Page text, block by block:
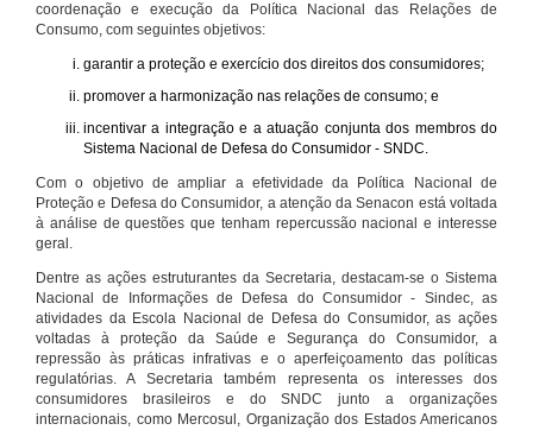
coordenação e execução da Política Nacional das Relações de
Consumo, com seguintes objetivos:
garantir a proteção e exercício dos direitos dos consumidores;
promover a harmonização nas relações de consumo; e
incentivar a integração e a atuação conjunta dos membros do
Sistema Nacional de Defesa do Consumidor - SNDC.
Com o objetivo de ampliar a efetividade da Política Nacional de
Proteção e Defesa do Consumidor, a atenção da Senacon está voltada
à análise de questões que tenham repercussão nacional e interesse
geral.
Dentre as ações estruturantes da Secretaria, destacam-se o Sistema
Nacional de Informações de Defesa do Consumidor - Sindec, as
atividades da Escola Nacional de Defesa do Consumidor, as ações
voltadas à proteção da Saúde e Segurança do Consumidor, a
repressão às práticas infrativas e o aperfeiçoamento das políticas
regulatórias. A Secretaria também representa os interesses dos
consumidores brasileiros e do SNDC junto a organizações
internacionais, como Mercosul, Organização dos Estados Americanos